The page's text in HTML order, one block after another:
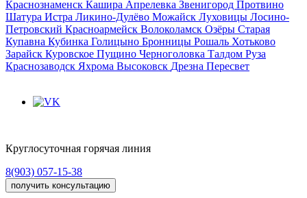
Краснознаменск Кашира Апрелевка Звенигород Протвино
Шатура Истра Ликино-Дулёво Можайск Луховицы Лосино-
Петровский Красноармейск Волоколамск Озёры Старая
Купавна Кубинка Голицыно Бронницы Рошаль Хотьково
Зарайск Куровское Пущино Черноголовка Талдом Руза
Краснозаводск Яхрома Высоковск Дрезна Пересвет
Круглосуточная горячая линия
8(903) 057-15-38
получить консультацию